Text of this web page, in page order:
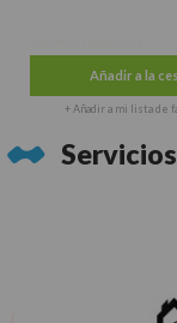
Añadir a la
+ Añadir a mi lista de